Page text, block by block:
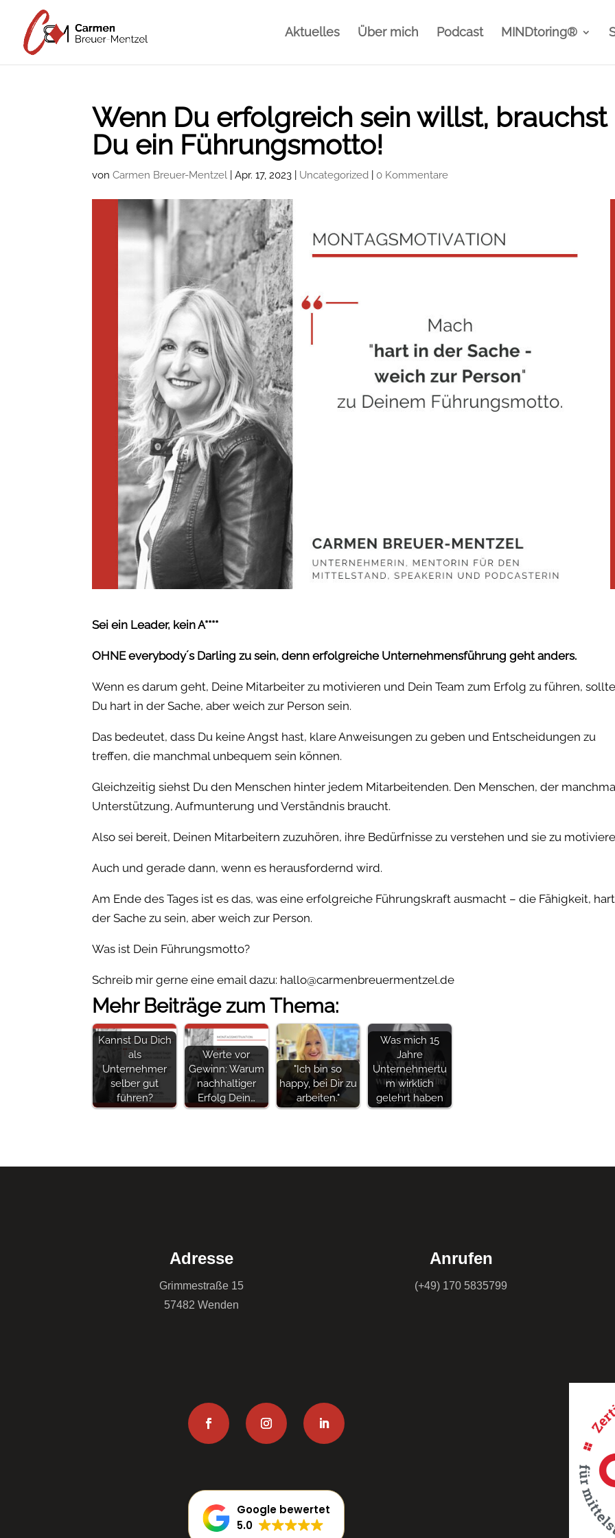
Aktuelles Über mich Podcast MINDtoring®
Wenn Du erfolgreich sein willst, brauchst
Du ein Führungsmotto!
vonCarmen Breuer-Mentzel |Apr. 17, 2023 Uncategorized 0 Kommentare
Sei ein Leader, kein A****
OHNE everybody´s Darling zu sein, denn erfolgreiche Unternehmensführung geht anders.
Wenn es darum geht, Deine Mitarbeiter zu motivieren und Dein Team zum Erfolg zu führen,
Du hart in der Sache, aber weich zur Person sein.
Das bedeutet, dass Du keine Angst hast, klare Anweisungen zu geben und Entscheidungen zu
treffen, die manchmal unbequem sein können.
Gleichzeitig siehst Du den Menschen hinter jedem Mitarbeitenden. Den Menschen, der
Unterstützung, Aufmunterung und Verständnis braucht.
Also sei bereit, Deinen Mitarbeitern zuzuhören, ihre Bedürfnisse zu verstehen und sie zu
Auch und gerade dann, wenn es herausfordernd wird.
Am Ende des Tages ist es das, was eine erfolgreiche Führungskraft ausmacht – die Fähigkeit,
der Sache zu sein, aber weich zur Person.
Was ist Dein Führungsmotto?
Schreib mir gerne eine email dazu: hallo@carmenbreuermentzel.de
Mehr Beiträge zum Thema:
Kannst Du Dich
als
Unternehmer
selber gut
führen?
Werte vor
Gewinn: Warum
nachhaltiger
Erfolg Dein…
"Ich bin so
happy, bei Dir zu
arbeiten."
Was mich 15
Jahre
Unternehmertu
m wirklich
gelehrt haben
Adresse
Grimmestraße 15
57482 Wenden
Anrufen
(+49) 170 5835799
Google bewertet
5.0